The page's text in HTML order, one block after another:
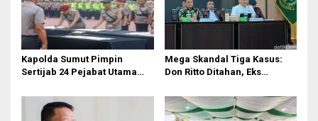
Kapolda Sumut Pimpin
Sertijab 24 Pejabat Utama
Mega Skandal Tiga Kasus:
Don Ritto Ditahan, Eks
Adriansyah Terancam
Hukuman Mati!